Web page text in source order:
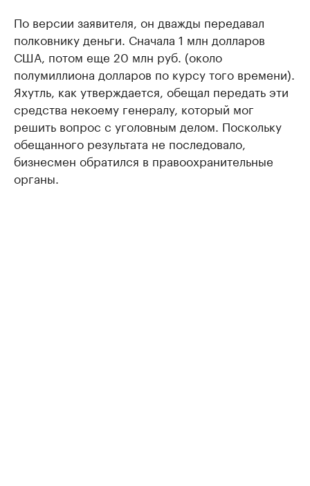
По версии заявителя, он дважды передавал
полковнику деньги. Сначала 1 млн долларов
США, потом еще 20 млн руб. (около
полумиллиона долларов по курсу того времени).
Яхутль, как утверждается, обещал передать эти
средства некоему генералу, который мог
решить вопрос с уголовным делом. Поскольку
обещанного результата не последовало,
бизнесмен обратился в правоохранительные
органы.